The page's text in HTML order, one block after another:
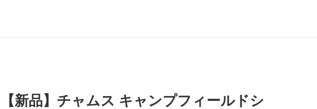
【新品】チャムス キャンプフィールドシ